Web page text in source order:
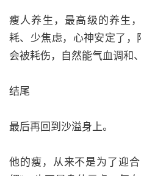
瘦人养生，最高级的养生
耗、少焦虑，心神安定了
会被耗伤，自然能气血调和
结尾
最后再回到沙溢身上。
他的瘦，从来不是为了迎